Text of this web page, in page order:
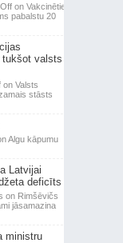
on Vakcinētie
pabalstu 20
valsts
on Valsts
stāsts
Algu kāpumu
Latvijai
deficīts
on Rimšēvičs
jāsamazina
ministru